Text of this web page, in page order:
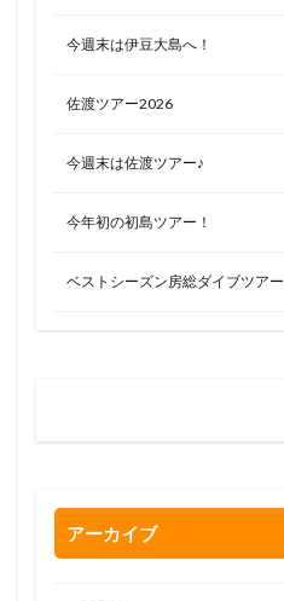
今週末は伊豆大島へ！
佐渡ツアー2026
今週末は佐渡ツアー♪
今年初の初島ツアー！
ベストシーズン房総ダイブツアー
アーカイブ